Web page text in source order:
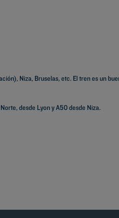
Niza, Bruselas, etc. El tren es un
desde Lyon y A50 desde Niza.